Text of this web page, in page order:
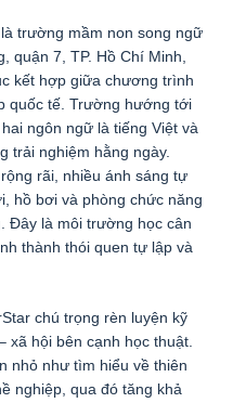
trường mầm non song ngữ
quận 7, TP. Hồ Chí Minh,
kết hợp giữa chương trình
quốc tế. Trường hướng tới
ngôn ngữ là tiếng Việt và
trải nghiệm hằng ngày.
rãi, nhiều ánh sáng tự
hồ bơi và phòng chức năng
Đây là môi trường học cân
thành thói quen tự lập và
chú trọng rèn luyện kỹ
xã hội bên cạnh học thuật.
nhỏ như tìm hiểu về thiên
nghiệp, qua đó tăng khả